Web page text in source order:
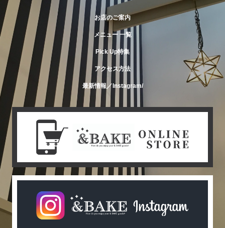
お店のご案内
メニュー 一覧
Pick Up特集
アクセス方法
最新情報／Instagram/